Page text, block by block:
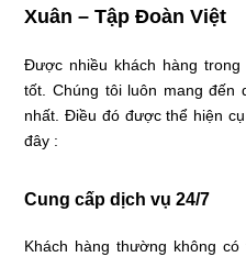
Xuân – Tập Đoàn Việt
Được nhiều khách hàng
tốt. Chúng tôi luôn mang
nhất. Điều đó được thể hiện
đây :
Cung cấp dịch vụ 24/7
Khách hàng thường không